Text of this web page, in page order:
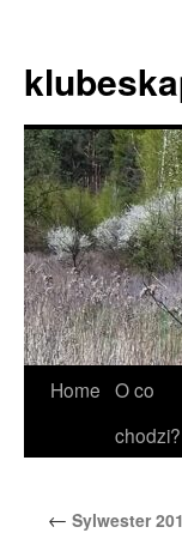
content
Home O co
chodzi?
← Sylwester